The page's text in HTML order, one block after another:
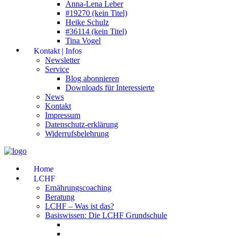
Anna-Lena Leber
#19270 (kein Titel)
Heike Schulz
#36114 (kein Titel)
Tina Vogel
Kontakt | Infos
Newsletter
Service
Blog abonnieren
Downloads für Interessierte
News
Kontakt
Impressum
Datenschutz-erklärung
Widerrufsbelehrung
Home
LCHF
Ernährungscoaching
Beratung
LCHF – Was ist das?
Basiswissen: Die LCHF Grundschule